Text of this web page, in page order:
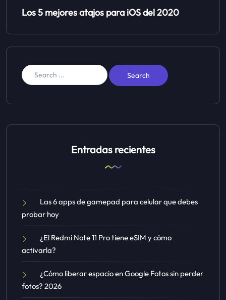
Los 5 mejores atajos para iOS del 2020
Entradas recientes
Las 6 apps de gamepad para celular que debes
probar hoy
¿El Redmi Note 11 Pro tiene eSIM y cómo
activarla?
¿Cómo liberar espacio en Google Fotos sin perder
fotos? 2026